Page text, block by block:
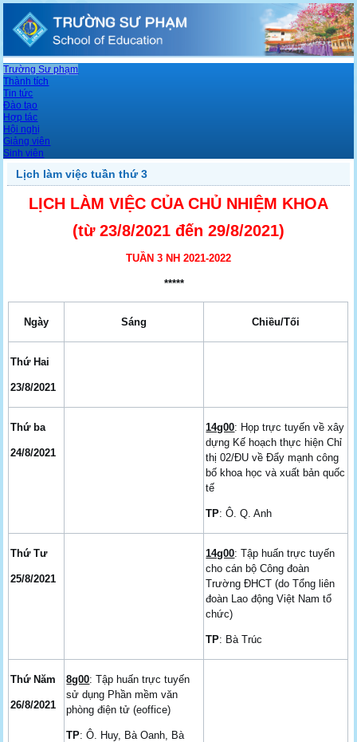
Trường Sư phạm
Thành tích
Tin tức
Đào tạo
Hợp tác
Hội nghị
Giảng viên
Sinh viên
Lịch làm việc tuần thứ 3
LỊCH LÀM VIỆC CỦA CHỦ NHIỆM KHOA
(từ 23/8/2021 đến 29/8/2021)
TUẦN 3 NH 2021-2022
*****
Ngày Sáng Chiều/Tối
Thứ Hai
23/8/2021
Thứ ba
24/8/2021
14g00: Họp trực tuyến về xây
dựng Kế hoạch thực hiện Chỉ
thị 02/ĐU về Đẩy mạnh công
bố khoa học và xuất bản quốc
tế
TP: Ô. Q. Anh
Thứ Tư
25/8/2021
14g00: Tập huấn trực tuyến
cho cán bộ Công đoàn
Trường ĐHCT (do Tổng liên
đoàn Lao động Việt Nam tổ
chức)
TP: Bà Trúc
Thứ Năm
26/8/2021
8g00: Tập huấn trực tuyến
sử dụng Phần mềm văn
phòng điện tử (eoffice)
TP: Ô. Huy, Bà Oanh, Bà